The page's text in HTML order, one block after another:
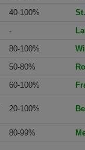
40-100%
-
80-100%
50-80%
60-100%
20-100%
80-99%